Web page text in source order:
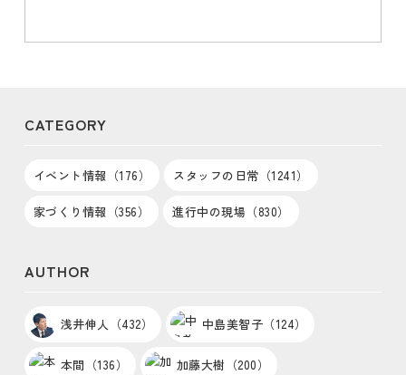
CATEGORY
イベント情報（176） スタッフの日常（1241）
家づくり情報（356） 進行中の現場（830）
AUTHOR
浅井伸人（432） 中島美智子（124）
本間（136） 加藤大樹（200）